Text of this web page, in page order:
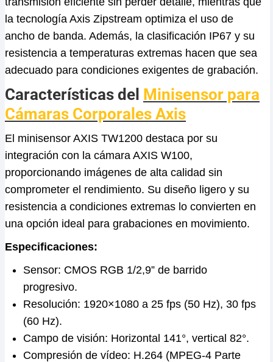
la tecnología Axis Zipstream optimiza el uso de
ancho de banda. Además, la clasificación IP67 y su
resistencia a temperaturas extremas hacen que sea
adecuado para condiciones exigentes de grabación.
Características del Minisensor para
Cámaras Corporales Axis
El minisensor AXIS TW1200 destaca por su
integración con la cámara AXIS W100,
proporcionando imágenes de alta calidad sin
comprometer el rendimiento. Su diseño ligero y su
resistencia a condiciones extremas lo convierten en
una opción ideal para grabaciones en movimiento.
Especificaciones:
Sensor: CMOS RGB 1/2,9” de barrido
progresivo.
Resolución: 1920×1080 a 25 fps (50 Hz), 30 fps
(60 Hz).
Campo de visión: Horizontal 141°, vertical 82°.
Compresión de vídeo: H.264 (MPEG-4 Parte